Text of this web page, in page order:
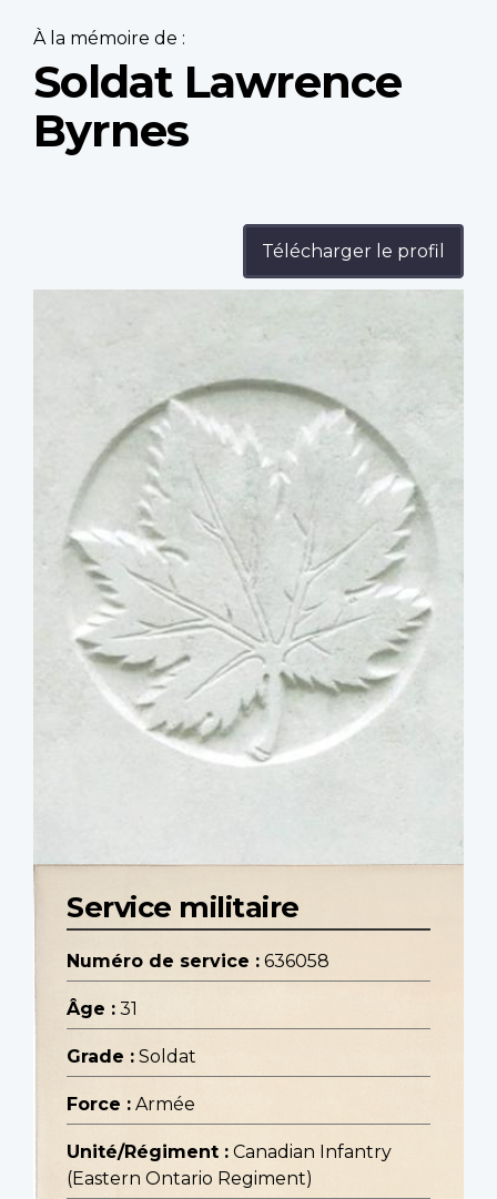
À la mémoire de :
Soldat Lawrence
Byrnes
Télécharger le profil
Service militaire
Numéro de service : 636058
Âge : 31
Grade : Soldat
Force : Armée
Unité/Régiment : Canadian Infantry
(Eastern Ontario Regiment)